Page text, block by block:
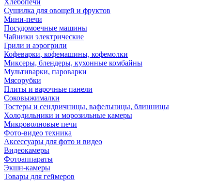
Хлебопечи
Сушилка для овощей и фруктов
Мини-печи
Посудомоечные машины
Чайники электрические
Грили и аэрогрили
Кофеварки, кофемашины, кофемолки
Миксеры, блендеры, кухонные комбайны
Мультиварки, пароварки
Мясорубки
Плиты и варочные панели
Соковыжималки
Тостеры и сендвичницы, вафельницы, блинницы
Холодильники и морозильные камеры
Микроволновые печи
Фото-видео техника
Аксессуары для фото и видео
Видеокамеры
Фотоаппараты
Экшн-камеры
Товары для геймеров